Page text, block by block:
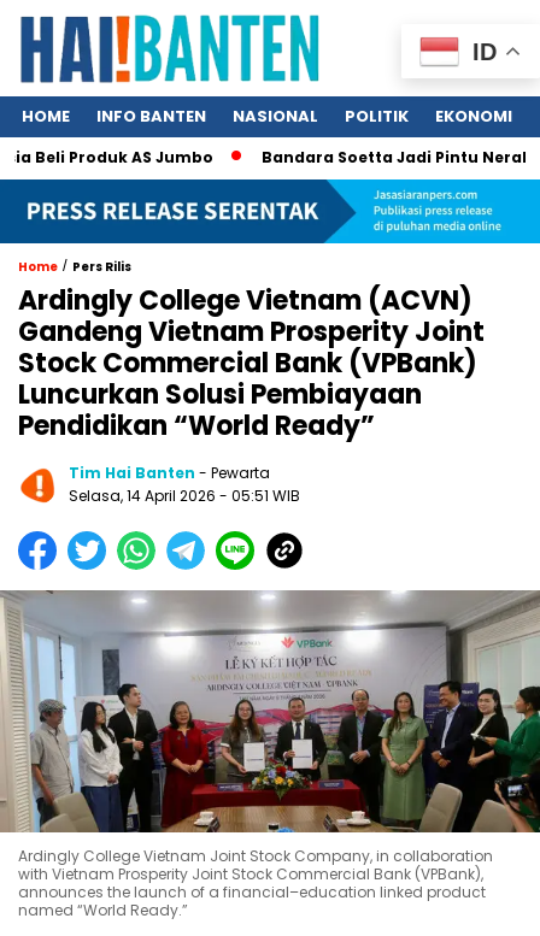
HOME INFO BANTEN NASIONAL POLITIK EKONOMI
Produk AS Jumbo Bandara Soetta Jadi Pintu Neraka
Home / Pers Rilis
Ardingly College Vietnam (ACVN)
Gandeng Vietnam Prosperity Joint
Stock Commercial Bank (VPBank)
Luncurkan Solusi Pembiayaan
Pendidikan “World Ready”
Tim Hai Banten - Pewarta
Selasa, 14 April 2026 - 05:51 WIB
Ardingly College Vietnam Joint Stock Company, in collaboration
with Vietnam Prosperity Joint Stock Commercial Bank (VPBank),
announces the launch of a financial–education linked product
named “World Ready.”
ID